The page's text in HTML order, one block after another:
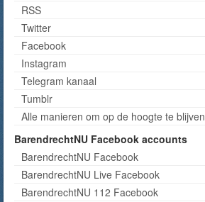
RSS
Twitter
Facebook
Instagram
Telegram kanaal
Tumblr
Alle manieren om op de hoogte te blijven
BarendrechtNU Facebook accounts
BarendrechtNU Facebook
BarendrechtNU Live Facebook
BarendrechtNU 112 Facebook